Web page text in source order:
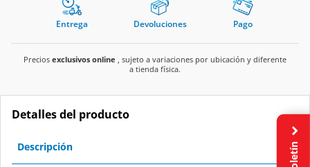
Entrega Devoluciones Pago
Precios exclusivos online , sujeto a variaciones por ubicación y diferente
a tienda física.
Detalles del producto
Descripción Boletín